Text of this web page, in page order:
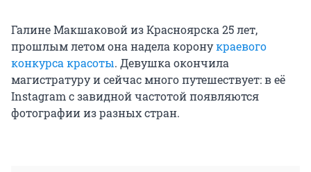
Галине Макшаковой из Красноярска 25 лет,
прошлым летом она надела коронукраевого
конкурса красоты. Девушка окончила
магистратуру и сейчас много путешествует: в её
Instagram с завидной частотой появляются
фотографии из разных стран.